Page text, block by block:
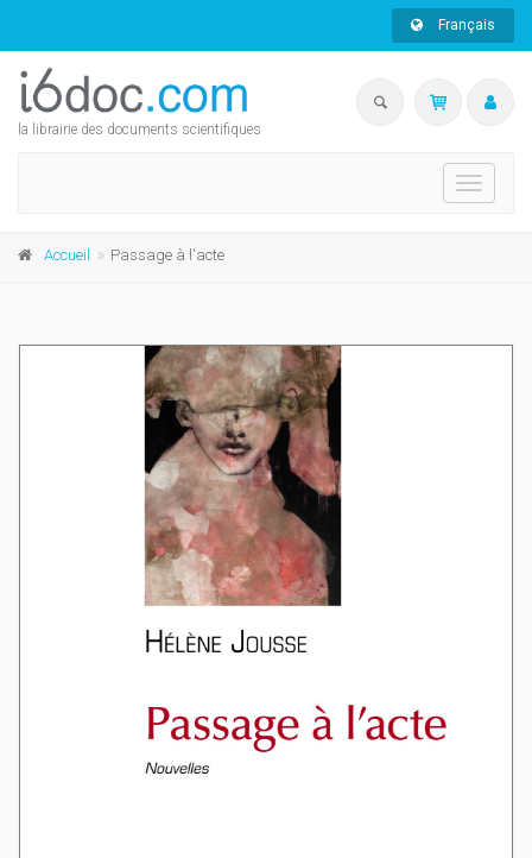
Français
la librairie des documents scientifiques
Toggle
Accueil Passage à l'acte